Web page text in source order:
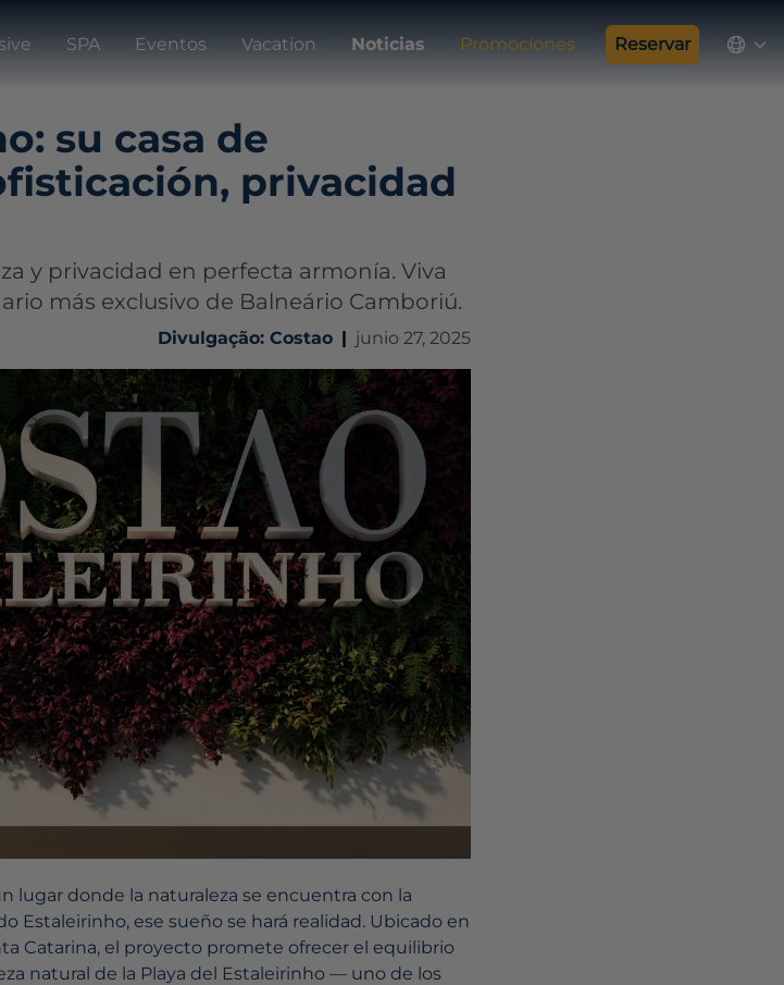
SPA Eventos Vacation Noticias Promociones Reservar
su casa de
privacidad
y privacidad en perfecta armonía. Viva
más exclusivo de Balneário Camboriú.
Divulgação: Costao | junio 27, 2025
lugar donde la naturaleza se encuentra con la
Estaleirinho, ese sueño se hará realidad. Ubicado en
Catarina, el proyecto promete ofrecer el equilibrio
natural de la Playa del Estaleirinho — uno de los